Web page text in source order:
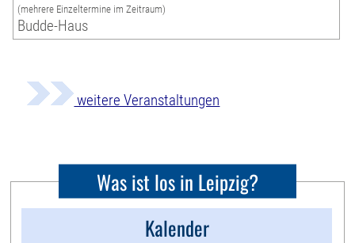
(mehrere Einzeltermine im Zeitraum)
Budde-Haus
weitere Veranstaltungen
Was ist los in Leipzig?
Kalender